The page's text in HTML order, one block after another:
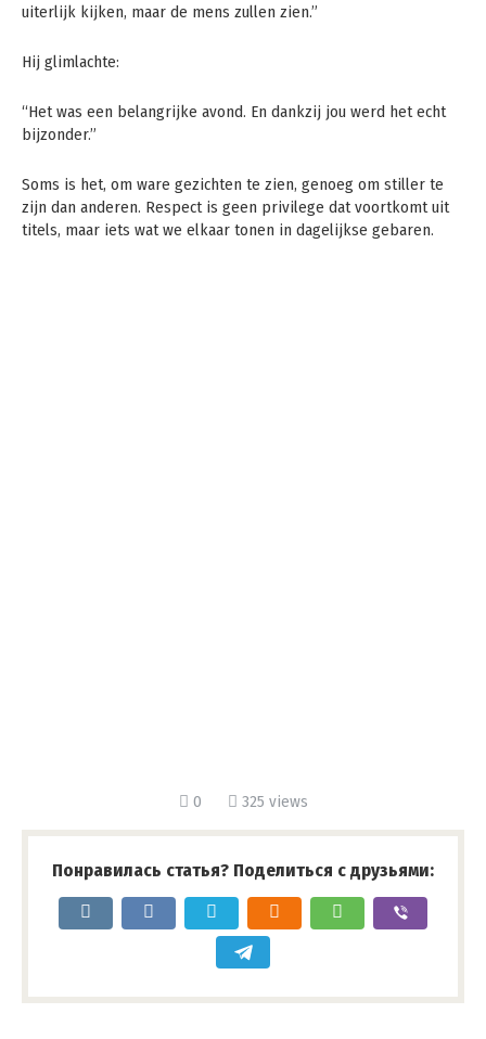
uiterlijk kijken, maar de mens zullen zien.”
Hij glimlachte:
“Het was een belangrijke avond. En dankzij jou werd het echt
bijzonder.”
Soms is het, om ware gezichten te zien, genoeg om stiller te
zijn dan anderen. Respect is geen privilege dat voortkomt uit
titels, maar iets wat we elkaar tonen in dagelijkse gebaren.
0 325 views
Понравилась статья? Поделиться с друзьями: